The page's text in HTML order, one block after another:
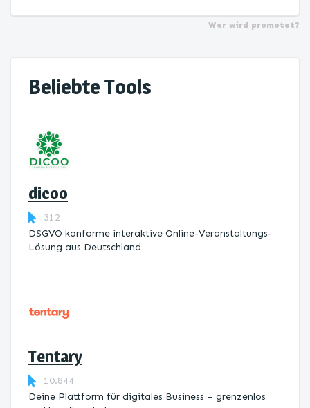
Wer wird promotet?
Beliebte Tools
dicoo
312
DSGVO konforme interaktive Online-Veranstaltungs-
Lösung aus Deutschland
Tentary
10.844
Deine Plattform für digitales Business – grenzenlos